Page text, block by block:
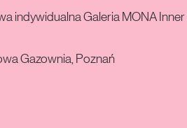
indywidualna Galeria MONA
Gazownia, Poznań